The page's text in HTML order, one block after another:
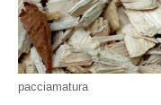
pacciamatura